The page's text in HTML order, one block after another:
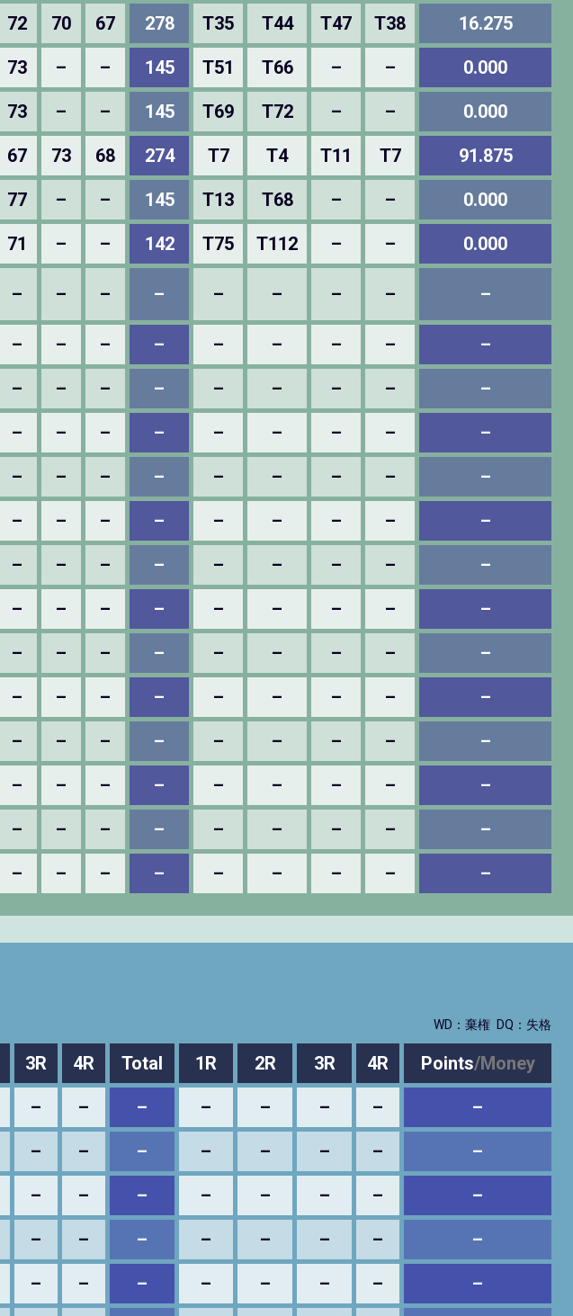
72 70 67 278 T35 T44 T47 T38 16.275
73 – – 145 T51 T66 – – 0.000
73 – – 145 T69 T72 – – 0.000
67 73 68 274 T7 T4 T11 T7 91.875
77 – – 145 T13 T68 – – 0.000
71 – – 142 T75 T112 – – 0.000
– – – – – – – – –
– – – – – – – – –
– – – – – – – – –
– – – – – – – – –
– – – – – – – – –
– – – – – – – – –
– – – – – – – – –
– – – – – – – – –
– – – – – – – – –
– – – – – – – – –
– – – – – – – – –
– – – – – – – – –
– – – – – – – – –
– – – – – – – – –
WD：棄権 DQ：失格
3R 4R Total 1R 2R 3R 4R Points/Money
– – – – – – – –
– – – – – – – –
– – – – – – – –
– – – – – – – –
– – – – – – – –